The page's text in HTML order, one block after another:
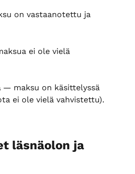
on vastaanotettu ja
ei ole vielä
— maksu on käsittelyssä
ei ole vielä vahvistettu).
läsnäolon ja